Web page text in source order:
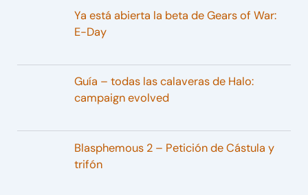
Ya está abierta la beta de Gears of War:
E-Day
Guía – todas las calaveras de Halo:
campaign evolved
Blasphemous 2 – Petición de Cástula y
trifón